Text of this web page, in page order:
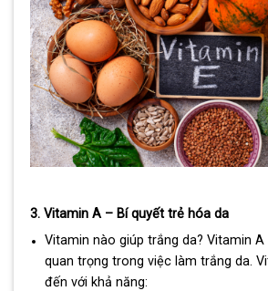
3. Vitamin A – Bí quyết trẻ hóa da
Vitamin nào giúp trắng da? Vitamin
quan trọng trong việc làm trắng da.
đến với khả năng: